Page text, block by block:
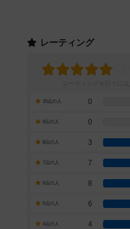
レーティング
10点の人 0
9点の人 0
8点の人 3
7点の人 7
6点の人 8
5点の人 6
4点の人 4